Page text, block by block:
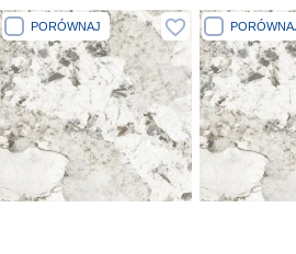
PORÓWNAJ